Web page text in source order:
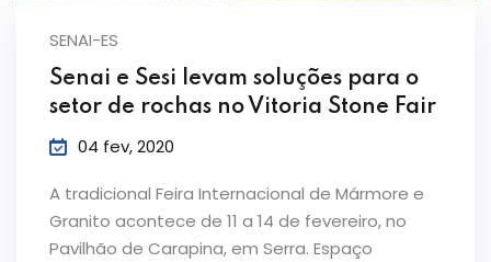
SENAI-ES
Senai e Sesi levam soluções para o
setor de rochas no Vitoria Stone Fair
04 fev, 2020
A tradicional Feira Internacional de Mármore e
Granito acontece de 11 a 14 de fevereiro, no
Pavilhão de Carapina, em Serra. Espaço